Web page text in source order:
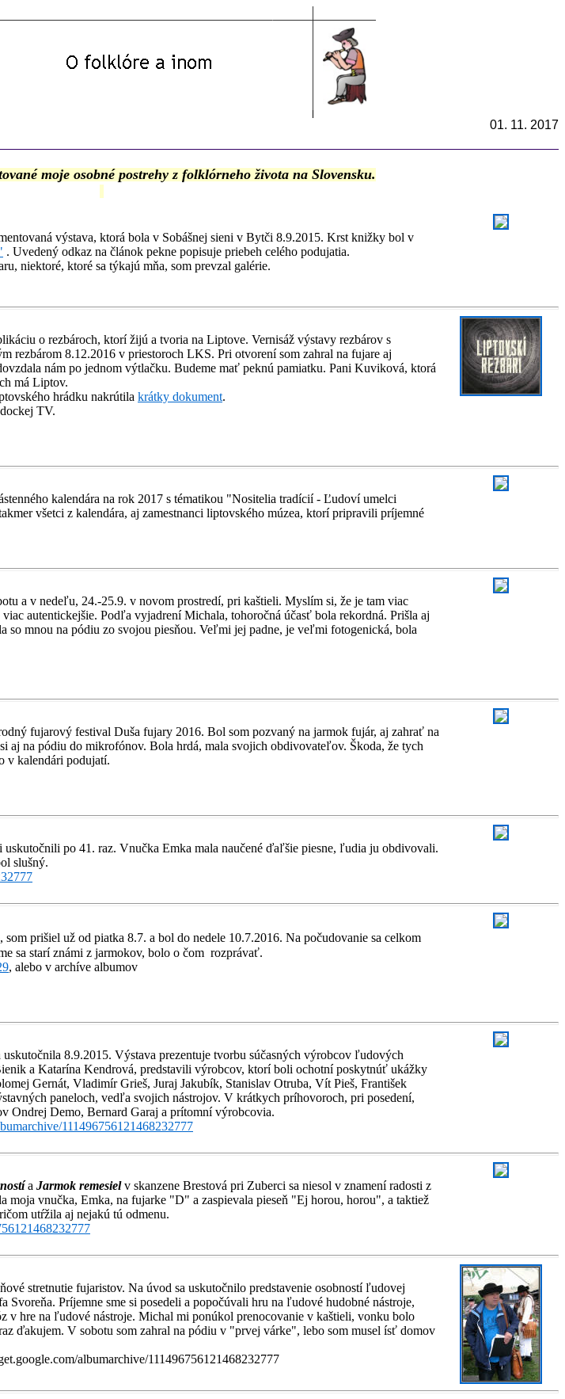
01. 11. 2017
moje osobné postrehy z folklórneho života na Slovensku.
výstava, ktorá bola v Sobášnej sieni v Bytči 8.9.2015. Krst knižky bol v
. Uvedený odkaz na článok pekne popisuje priebeh celého podujatia.
niektoré, ktoré sa týkajú mňa, som prevzal galérie.
o rezbároch, ktorí žijú a tvoria na Liptove. Vernisáž výstavy rezbárov s
rezbárom 8.12.2016 v priestoroch LKS. Pri otvorení som zahral na fujare aj
nám po jednom výtlačku. Budeme mať peknú pamiatku. Pani Kuviková, ktorá
má Liptov.
hrádku nakrútila krátky dokument.
TV.
kalendára na rok 2017 s tématikou "Nositelia tradícií - Ľudoví umelci
všetci z kalendára, aj zamestnanci liptovského múzea, ktorí pripravili príjemné
a v nedeľu, 24.-25.9. v novom prostredí, pri kaštieli. Myslím si, že je tam viac
autentickejšie. Podľa vyjadrení Michala, tohoročná účasť bola rekordná. Prišla aj
mnou na pódiu zo svojou piesňou. Veľmi jej padne, je veľmi fotogenická, bola
fujarový festival Duša fujary 2016. Bol som pozvaný na jarmok fujár, aj zahrať na
aj na pódiu do mikrofónov. Bola hrdá, mala svojich obdivovateľov. Škoda, že tych
v kalendári podujatí.
uskutočnili po 41. raz. Vnučka Emka mala naučené ďaľšie piesne, ľudia ju obdivovali.
slušný.
prišiel už od piatka 8.7. a bol do nedele 10.7.2016. Na počudovanie sa celkom
sa starí známi z jarmokov, bolo o čom rozprávať.
, alebo v archíve albumov
uskutočnila 8.9.2015. Výstava prezentuje tvorbu súčasných výrobcov ľudových
a Katarína Kendrová, predstavili výrobcov, ktorí boli ochotní poskytnúť ukážky
Gernát, Vladimír Grieš, Juraj Jakubík, Stanislav Otruba, Vít Pieš, František
paneloch, vedľa svojich nástrojov. V krátkych príhovoroch, pri posedení,
Ondrej Demo, Bernard Garaj a prítomní výrobcovia.
111496756121468232777
a Jarmok remesielv skanzene Brestová pri Zuberci sa niesol v znamení radosti z
moja vnučka, Emka, na fujarke "D" a zaspievala pieseň "Ej horou, horou", a taktiež
utŕžila aj nejakú tú odmenu.
stretnutie fujaristov. Na úvod sa uskutočnilo predstavenie osobností ľudovej
Príjemne sme si posedeli a popočúvali hru na ľudové hudobné nástroje,
hre na ľudové nástroje. Michal mi ponúkol prenocovanie v kaštieli, vonku bolo
ďakujem. V sobotu som zahral na pódiu v "prvej várke", lebo som musel ísť domov
albumarchive/111496756121468232777